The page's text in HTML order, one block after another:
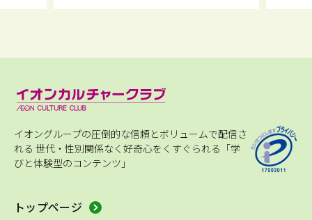
イオングループの圧倒的な信頼とボリュームで配信さ
れる 世代・性別関係なく好奇心をくすぐられる「学
びと体験型のコンテンツ」
トップページ